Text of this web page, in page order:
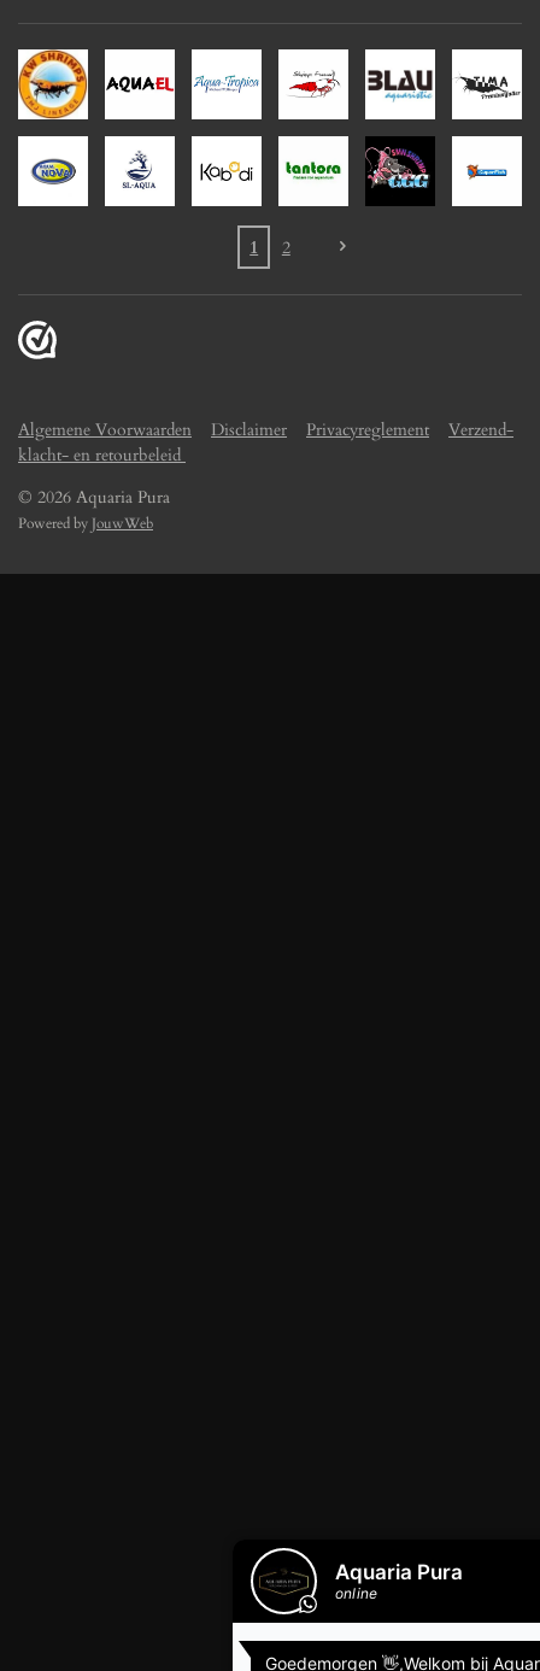
1 2
Algemene Voorwaarden Disclaimer Privacyreglement
Verzend-
klacht- en retourbeleid
© 2026 Aquaria Pura
Powered by JouwWeb